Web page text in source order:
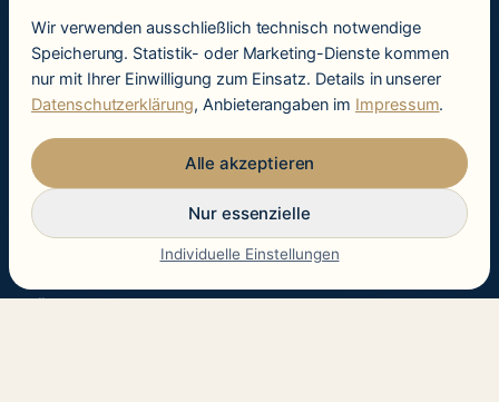
Leadership
Intelligence
KANZLEI
Zukunftscheck
Lösungen
Wir verwenden ausschließlich technisch notwendige
Speicherung. Statistik- oder Marketing-Dienste kommen
nur mit Ihrer Einwilligung zum Einsatz. Details in unserer
Datenschutzerklärung, Anbieterangaben im Impressum.
Alle akzeptieren
Nur essenzielle
Individuelle Einstellungen